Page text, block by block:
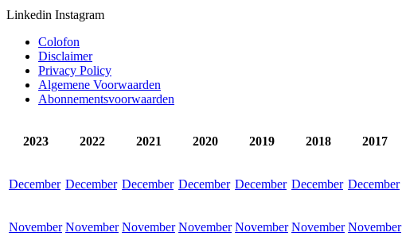
Linkedin Instagram
Colofon
Disclaimer
Privacy Policy
Algemene Voorwaarden
Abonnementsvoorwaarden
2023 2022 2021 2020 2019 2018 2017
December December December December December December December
November November November November November November November